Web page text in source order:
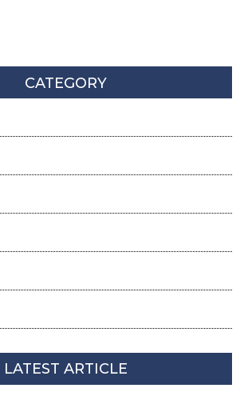
CATEGORY
LATEST ARTICLE